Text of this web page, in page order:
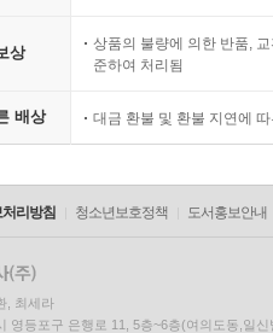
상
상품의 불량에 의한 반품,
준하여 처리됨
배상 대금 환불 및 환불 지연에
리방침 청소년보호정책 도서홍보안내
, 최세라
영등포구 은행로 11, 5층~6층(여의도동,일신